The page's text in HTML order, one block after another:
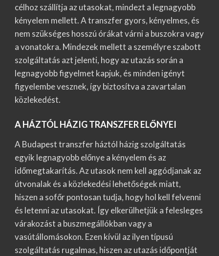
célhoz szállítja az utasokat, mindezt a legnagyobb
kényelem mellett. A transzfer gyors, kényelmes, és
nem szükséges hosszú órákat várni a buszokra vagy
a vonatokra. Mindezek mellett a személyre szabott
szolgáltatás azt jelenti, hogy az utazás során a
legnagyobb figyelmet kapjuk, és minden igényt
figyelembe vesznek, így biztosítva a zavartalan
közlekedést.
A HÁZTÓL HÁZIG TRANSZFER ELŐNYEI
A Budapest transzfer háztól házig szolgáltatás
egyik legnagyobb előnye a kényelem és az
időmegtakarítás. Az utasok nem kell aggódjanak az
útvonalak és a közlekedési lehetőségek miatt,
hiszen a sofőr pontosan tudja, hogy hol kell felvenni
és letenni az utasokat. Így elkerülhetjük a felesleges
várakozást a buszmegállókban vagy a
vasútállomásokon. Ezen kívül az ilyen típusú
szolgáltatás rugalmas, hiszen az utazás időpontját